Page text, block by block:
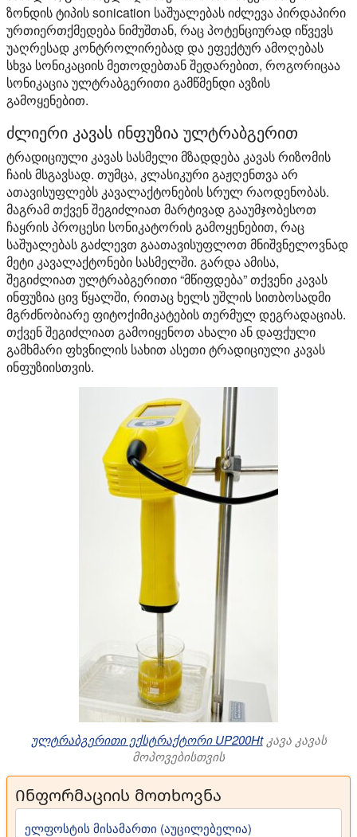
ზონდის ტიპის sonication საშუალებას იძლევა პირდაპირი
ურთიერთქმედება ნიმუშთან, რაც პოტენციურად იწვევს
უაღრესად კონტროლირებად და ეფექტურ ამოღებას
სხვა სონიკაციის მეთოდებთან შედარებით, როგორიცაა
სონიკაცია ულტრაბგერითი გამწმენდი ავზის
გამოყენებით.
ძლიერი კავას ინფუზია ულტრაბგერით
ტრადიციული კავას სასმელი მზადდება კავას რიზომის
ჩაის მსგავსად. თუმცა, კლასიკური გაჟღენთვა არ
ათავისუფლებს კავალაქტონების სრულ რაოდენობას.
მაგრამ თქვენ შეგიძლიათ მარტივად გააუმჯობესოთ
ჩაყრის პროცესი სონიკატორის გამოყენებით, რაც
საშუალებას გაძლევთ გაათავისუფლოთ მნიშვნელოვნად
მეტი კავალაქტონები სასმელში. გარდა ამისა,
შეგიძლიათ ულტრაბგერითი “მწიფდება” თქვენი კავას
ინფუზია ცივ წყალში, რითაც ხელს უშლის სითბოსადმი
მგრძნობიარე ფიტოქიმიკატების თერმულ დეგრადაციას.
თქვენ შეგიძლიათ გამოიყენოთ ახალი ან დაფქული
გამხმარი ფხვნილის სახით ასეთი ტრადიციული კავას
ინფუზიისთვის.
ულტრაბგერითი ექსტრაქტორი UP200Htკავა კავას
მოპოვებისთვის
Ინფორმაციის მოთხოვნა
ელფოსტის მისამართი (აუცილებელია)